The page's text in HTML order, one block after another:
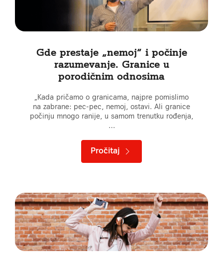
Gde prestaje „nemoj“ i počinje
razumevanje. Granice u
porodičnim odnosima
„Kada pričamo o granicama, najpre pomislimo
na zabrane: pec-pec, nemoj, ostavi. Ali granice
počinju mnogo ranije, u samom trenutku rođenja,
…
Pročitaj